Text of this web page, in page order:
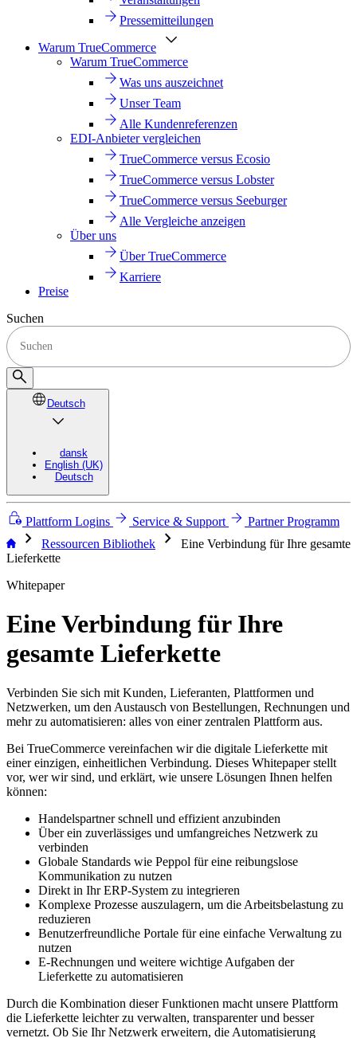
Pressemitteilungen
Warum TrueCommerce
Warum TrueCommerce
Was uns auszeichnet
Unser Team
Alle Kundenreferenzen
EDI-Anbieter vergleichen
TrueCommerce versus Ecosio
TrueCommerce versus Lobster
TrueCommerce versus Seeburger
Alle Vergleiche anzeigen
Über uns
Über TrueCommerce
Karriere
Preise
Suchen
Deutsch
dansk
English (UK)
Deutsch
Plattform Logins Service & Support Partner Programm
chevron_right Ressourcen Bibliothek chevron_right
Eine Verbindung für Ihre gesamte
Lieferkette
Whitepaper
Eine Verbindung für Ihre
gesamte Lieferkette
Verbinden Sie sich mit Kunden, Lieferanten, Plattformen und
Netzwerken, um den Austausch von Bestellungen, Rechnungen und
mehr zu automatisieren: alles von einer zentralen Plattform aus.
Bei TrueCommerce vereinfachen wir die digitale Lieferkette mit
einer einzigen, einheitlichen Verbindung. Dieses Whitepaper stellt
vor, wer wir sind, und erklärt, wie unsere Lösungen Ihnen helfen
können:
Handelspartner schnell und effizient anzubinden
Über ein zuverlässiges und umfangreiches Netzwerk zu
verbinden
Globale Standards wie Peppol für eine reibungslose
Kommunikation zu nutzen
Direkt in Ihr ERP-System zu integrieren
Komplexe Prozesse auszulagern, um die Arbeitsbelastung zu
reduzieren
Benutzerfreundliche Portale für eine einfache Verwaltung zu
nutzen
E-Rechnungen und weitere wichtige Aufgaben der
Lieferkette zu automatisieren
Durch die Kombination dieser Funktionen macht unsere Plattform
die Lieferkette leichter zu verwalten, transparenter und besser
vernetzt. Ob Sie Ihr Netzwerk erweitern, die Automatisierung